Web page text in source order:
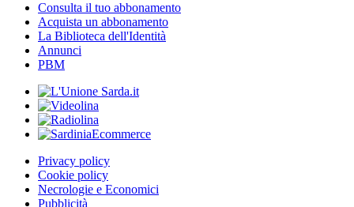
Consulta il tuo abbonamento
Acquista un abbonamento
La Biblioteca dell'Identità
Annunci
PBM
Privacy policy
Cookie policy
Necrologie e Economici
Pubblicità